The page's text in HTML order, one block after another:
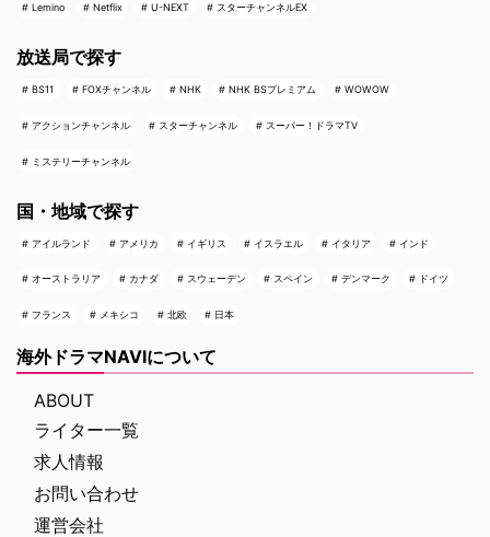
Lemino Netflix U-NEXT スターチャンネルEX
放送局で探す
BS11 FOXチャンネル NHK NHK BSプレミアム WOWOW
アクションチャンネル スターチャンネル スーパー！ドラマTV
ミステリーチャンネル
国・地域で探す
アイルランド アメリカ イギリス イスラエル イタリア インド
オーストラリア カナダ スウェーデン スペイン デンマーク ドイツ
フランス メキシコ 北欧 日本
海外ドラマNAVIについて
ABOUT
ライター一覧
求人情報
お問い合わせ
運営会社